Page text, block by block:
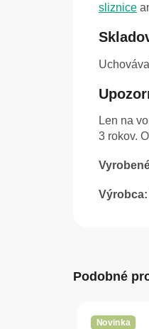
sliznice
Len na
3 rokov.
Výrobca:
Podobné
Novinka